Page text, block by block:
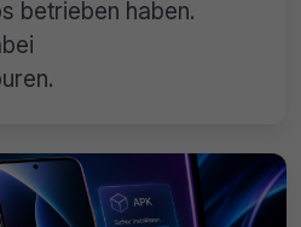
betrieben haben.